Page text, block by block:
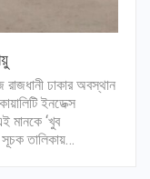
ঢাকার অবস্থান
ইনডেক্স
মানকে ‘খুব
তালিকায়…